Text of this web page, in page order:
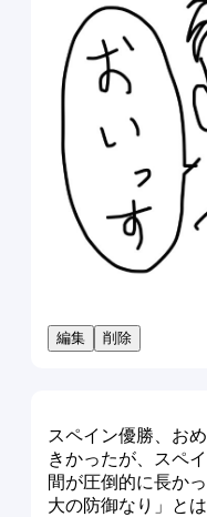
編集 削除
スペイン優勝、お
きかったが、スペ
間が圧倒的に長か
大の防御なり」と